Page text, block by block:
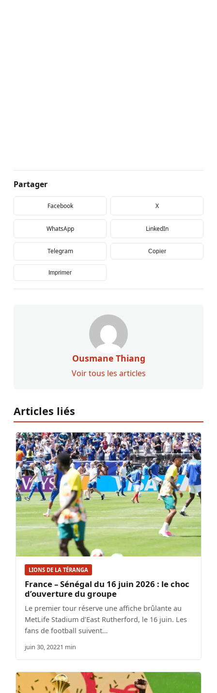
Partager
Facebook X
WhatsApp LinkedIn
Telegram Copier
Imprimer
Ousmane Thiang
Voir tous les articles
Articles liés
LIONS DE LA TÉRANGA
France – Sénégal du 16 juin 2026 : le choc
d’ouverture du groupe
Le premier tour réserve une affiche brûlante au
MetLife Stadium d’East Rutherford, le 16 juin. Les
fans de football suivent…
juin 30, 20221 min